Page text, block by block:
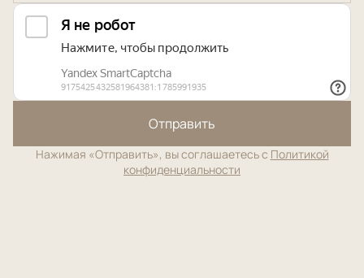
Отправить
Нажимая «Отправить», вы соглашаетесь с Политикой
конфиденциальности